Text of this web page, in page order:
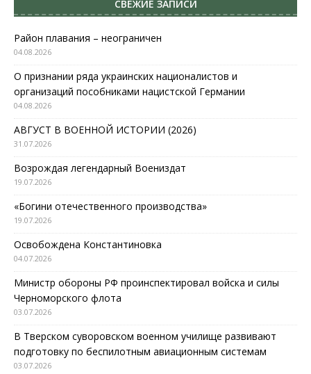
СВЕЖИЕ ЗАПИСИ
Район плавания – неограничен
04.08.2026
О признании ряда украинских националистов и
организаций пособниками нацистской Германии
04.08.2026
АВГУСТ В ВОЕННОЙ ИСТОРИИ (2026)
31.07.2026
Возрождая легендарный Воениздат
19.07.2026
«Богини отечественного производства»
19.07.2026
Освобождена Константиновка
04.07.2026
Министр обороны РФ проинспектировал войска и силы
Черноморского флота
03.07.2026
В Тверском суворовском военном училище развивают
подготовку по беспилотным авиационным системам
03.07.2026